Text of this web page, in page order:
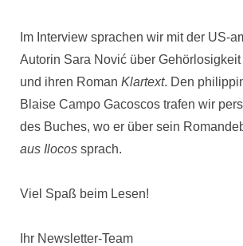
Im Interview sprachen wir mit der US-
Autorin Sara Nović über
und ihren Roman Klartext. Den
Blaise Campo Gacoscos trafen wir
des Buches, wo er über sein
aus Ilocos sprach.
Viel Spaß beim Lesen!
Ihr Newsletter-Team